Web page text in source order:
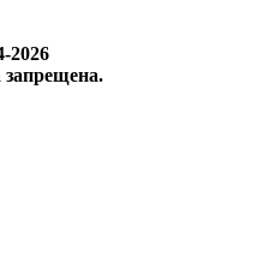
2026
запрещена.